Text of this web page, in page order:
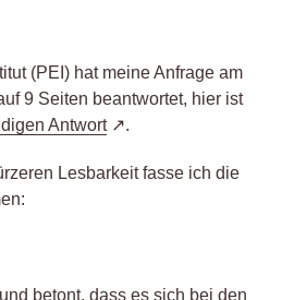
(PEI) hat meine Anfrage am
9 Seiten beantwortet, hier ist
Antwort .
Lesbarkeit fasse ich die
betont, dass es sich bei den